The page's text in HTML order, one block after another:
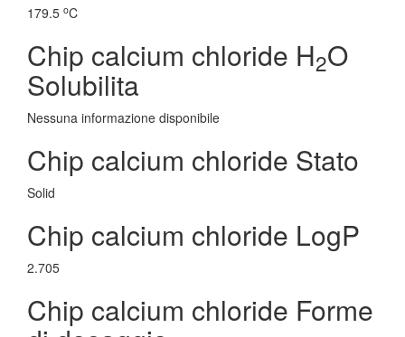
179.5 oC
Chip calcium chloride H2O
Solubilita
Nessuna informazione disponibile
Chip calcium chloride Stato
Solid
Chip calcium chloride LogP
2.705
Chip calcium chloride Forme